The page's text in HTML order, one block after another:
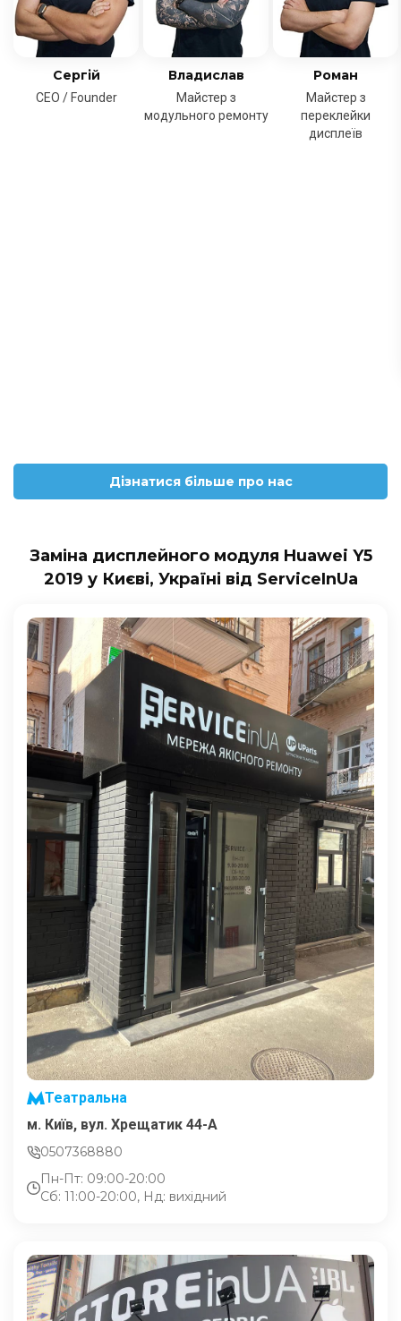
Сергій
CEO / Founder
Владислав
Майстер з
модульного ремонту
Роман
Майстер з
переклейки
дисплеїв
Дізнатися більше про нас
Заміна дисплейного модуля Huawei Y5
2019 у Києві, Україні від ServiceInUa
Театральна
м. Київ, вул. Хрещатик 44-A
0507368880
Пн-Пт: 09:00-20:00
Сб: 11:00-20:00, Нд: вихідний